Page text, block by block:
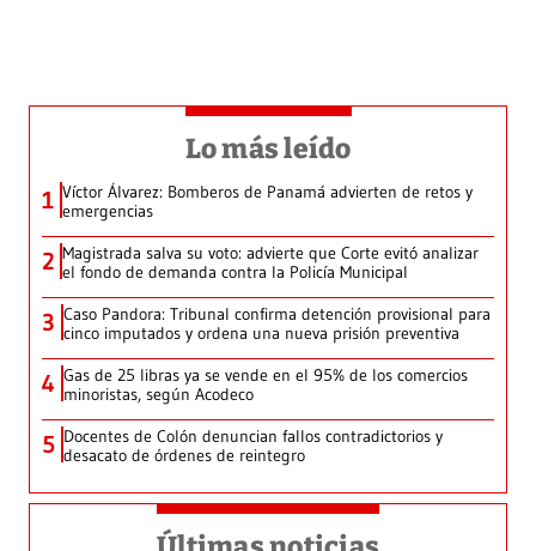
Lo más leído
1 Víctor Álvarez: Bomberos de Panamá advierten de retos y
emergencias
2 Magistrada salva su voto: advierte que Corte evitó analizar
el fondo de demanda contra la Policía Municipal
3 Caso Pandora: Tribunal confirma detención provisional para
cinco imputados y ordena una nueva prisión preventiva
4 Gas de 25 libras ya se vende en el 95% de los comercios
minoristas, según Acodeco
5 Docentes de Colón denuncian fallos contradictorios y
desacato de órdenes de reintegro